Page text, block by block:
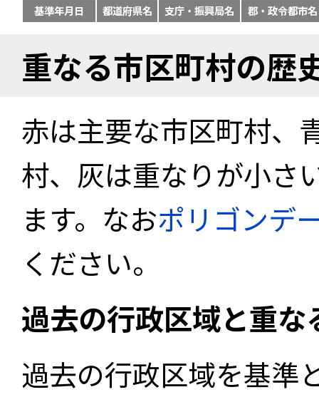
基準年月日
都道府県名 支庁・振興局名 郡・政令都市名
重なる市区町村の歴
赤は主要な市区町村、
村、灰は重なりが小さ
ます。なおポリゴンデ
ください。
過去の行政区域と重
過去の行政区域を基準